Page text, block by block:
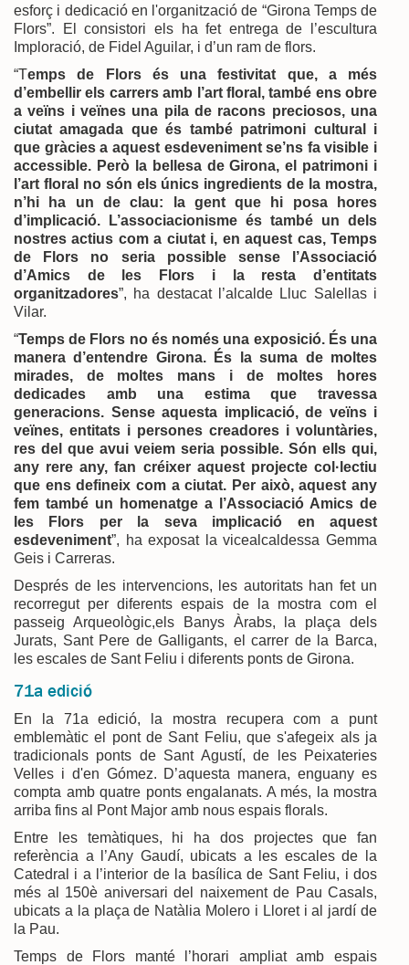
esforç i dedicació en l'organització de “Girona Temps de
Flors”. El consistori els ha fet entrega de l’escultura
Imploració, de Fidel Aguilar, i d’un ram de flors.
“Temps de Flors és una festivitat que, a més
d’embellir els carrers amb l’art floral, també ens obre
a veïns i veïnes una pila de racons preciosos, una
ciutat amagada que és també patrimoni cultural i
que gràcies a aquest esdeveniment se’ns fa visible i
accessible. Però la bellesa de Girona, el patrimoni i
l’art floral no són els únics ingredients de la mostra,
n’hi ha un de clau: la gent que hi posa hores
d’implicació. L’associacionisme és també un dels
nostres actius com a ciutat i, en aquest cas, Temps
de Flors no seria possible sense l’Associació
d’Amics de les Flors i la resta d’entitats
organitzadores”, ha destacat l’alcalde Lluc Salellas i
Vilar.
“Temps de Flors no és només una exposició. És una
manera d’entendre Girona. És la suma de moltes
mirades, de moltes mans i de moltes hores
dedicades amb una estima que travessa
generacions. Sense aquesta implicació, de veïns i
veïnes, entitats i persones creadores i voluntàries,
res del que avui veiem seria possible. Són ells qui,
any rere any, fan créixer aquest projecte col·lectiu
que ens defineix com a ciutat. Per això, aquest any
fem també un homenatge a l’Associació Amics de
les Flors per la seva implicació en aquest
esdeveniment”, ha exposat la vicealcaldessa Gemma
Geis i Carreras.
Després de les intervencions, les autoritats han fet un
recorregut per diferents espais de la mostra com el
passeig Arqueològic,els Banys Àrabs, la plaça dels
Jurats, Sant Pere de Galligants, el carrer de la Barca,
les escales de Sant Feliu i diferents ponts de Girona.
71a edició
En la 71a edició, la mostra recupera com a punt
emblemàtic el pont de Sant Feliu, que s'afegeix als ja
tradicionals ponts de Sant Agustí, de les Peixateries
Velles i d'en Gómez. D’aquesta manera, enguany es
compta amb quatre ponts engalanats. A més, la mostra
arriba fins al Pont Major amb nous espais florals.
Entre les temàtiques, hi ha dos projectes que fan
referència a l’Any Gaudí, ubicats a les escales de la
Catedral i a l’interior de la basílica de Sant Feliu, i dos
més al 150è aniversari del naixement de Pau Casals,
ubicats a la plaça de Natàlia Molero i Lloret i al jardí de
la Pau.
Temps de Flors manté l’horari ampliat amb espais